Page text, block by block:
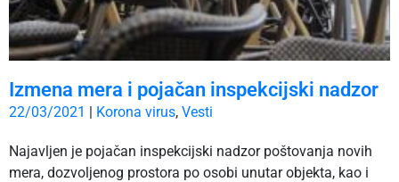
Izmena mera i pojačan inspekcijski nadzor
22/03/2021 | Korona virus, Vesti
Najavljen je pojačan inspekcijski nadzor poštovanja novih
mera, dozvoljenog prostora po osobi unutar objekta, kao i